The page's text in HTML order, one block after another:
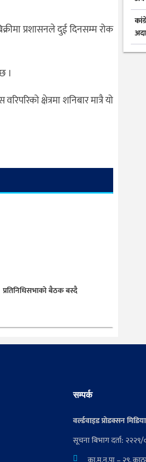
प्रशासनले दुई दिनसम्म रोक
।
क्षेत्रमा शनिबार मात्रै यो
प्रतिनिधिसभाको बैठक बस्दै
सम्पर्क
वर्ल्डवाइड प्रोडक्सन
सूचना बिभाग दर्ता: